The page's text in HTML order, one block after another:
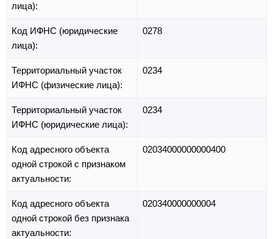
лица):
Код ИФНС (юридические
лица):
0278
Территориальный участок
ИФНС (физические лица):
0234
Территориальный участок
ИФНС (юридические лица):
0234
Код адресного объекта
одной строкой с признаком
актуальности:
02034000000000400
Код адресного объекта
одной строкой без признака
актуальности:
020340000000004